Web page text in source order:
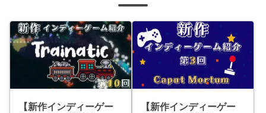
【新作インディーゲー
【新作インディーゲー